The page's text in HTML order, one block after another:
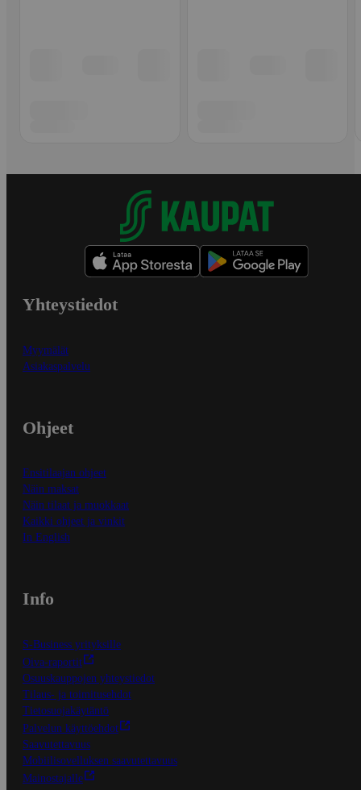
Yhteystiedot
Myymälät
Asiakaspalvelu
Ohjeet
Ensitilaajan ohjeet
Näin maksat
Näin tilaat ja muokkaat
Kaikki ohjeet ja vinkit
In English
Info
S-Business yrityksille
Oiva-raportit
Osuuskauppojen yhteystiedot
Tilaus- ja toimitusehdot
Tietosuojakäytäntö
Palvelun käyttöehdot
Saavutettavuus
Mobiilisovelluksen saavutettavuus
Mainostajalle